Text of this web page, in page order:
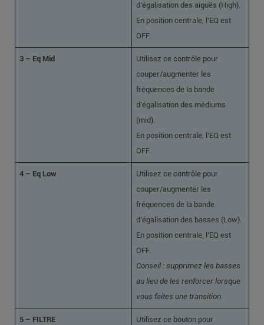
d’égalisation des aiguës (High).
En position centrale, l’EQ est
OFF.
3 – Eq Mid
Utilisez ce contrôle pour
couper/augmenter les
fréquences de la bande
d’égalisation des médiums
(mid).
En position centrale, l’EQ est
OFF.
4 – Eq Low
Utilisez ce contrôle pour
couper/augmenter les
fréquences de la bande
d’égalisation des basses (Low).
En position centrale, l’EQ est
OFF.
Conseil : supprimez les basses
au lieu de les renforcer lorsque
vous faites une transition.
5 – FILTRE
Utilisez ce bouton pour